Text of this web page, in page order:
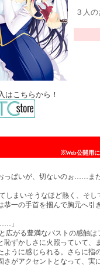
はこちらから！
３人
※Web公開用
っぱいが、切ないのぉ……ま
まいそうなほど熱く、そし
恭一の手首を掴んで胸元へ引
」
広がる豊満なバストの感触は
恥ずかしさに火照っていて、
ように感じられる。さらに指
さがアクセントとなって、実